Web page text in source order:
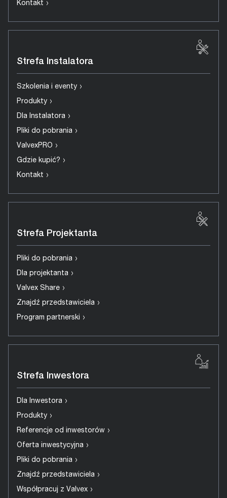
Kontakt ›
Strefa Instalatora
Szkolenia i eventy ›
Produkty ›
Dla Instalatora ›
Pliki do pobrania ›
ValvexPRO ›
Gdzie kupić? ›
Kontakt ›
Strefa Projektanta
Pliki do pobrania ›
Dla projektanta ›
Valvex Share ›
Znajdź przedstawiciela ›
Program partnerski ›
Strefa Inwestora
Dla Inwestora ›
Produkty ›
Referencje od inwestorów ›
Oferta inwestycyjna ›
Pliki do pobrania ›
Znajdź przedstawiciela ›
Współpracuj z Valvex ›